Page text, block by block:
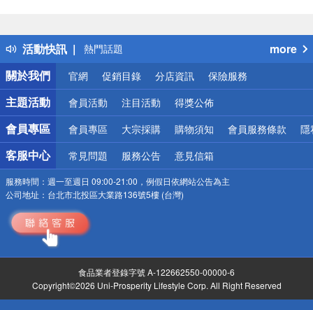
活動快訊
得獎公告
熱門話題
銀行優惠
偏遠地區配送
詐騙網頁！請小心！
more
關於我們
官網 促銷目錄 分店資訊 保險服務
主題活動 會員活動 注目活動 得獎公佈
會員專區 會員專區 大宗採購 購物須知 會員服務條款 隱
客服中心 常見問題 服務公告 意見信箱
服務時間： 週一至週日 09:00-21:00，例假日依網站公告為主
公司地址： 台北市北投區大業路136號5樓 (台灣)
食品業者登錄字號 A-122662550-00000-6
Copyright©2026 Uni-Prosperity Lifestyle Corp. All Right Reserved